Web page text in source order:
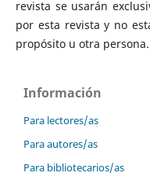
revista se usarán
por esta revista y no
propósito u otra persona.
Información
Para lectores/as
Para autores/as
Para bibliotecarios/as